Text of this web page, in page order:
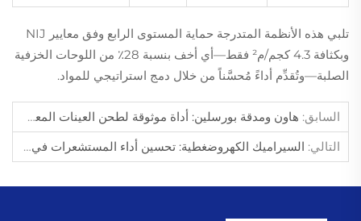
تلبي هذه الأنظمة المتدرجة حماية المستوى الرابع وفق معايير NIJ
وبكثافة 4.3 كجم/م² فقط—أي أخف بنسبة 28٪ من اللوحات الخزفية
الصلبة—وتُقدِّم أداءً مُحسَّناً من خلال دمج استراتيجي للمواد.
السابق: هاون ومدقة بورسلين: أداة موثوقة لطحن العينات المعملية
التالي: السيراميك الكهروضغطية: تحسين أداء المستشعرات في الأجهزة الطبية